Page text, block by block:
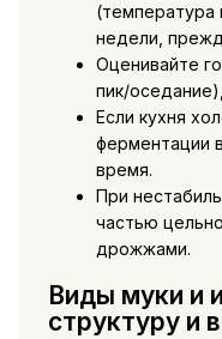
(температура
недели,
Оценивайте
пик/
Если кухня
ферментации
время.
При
частью
дрожжами.
Виды муки и
структуру и